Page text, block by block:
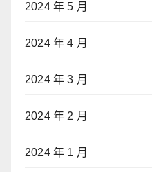
2024 年 5 月
2024 年 4 月
2024 年 3 月
2024 年 2 月
2024 年 1 月